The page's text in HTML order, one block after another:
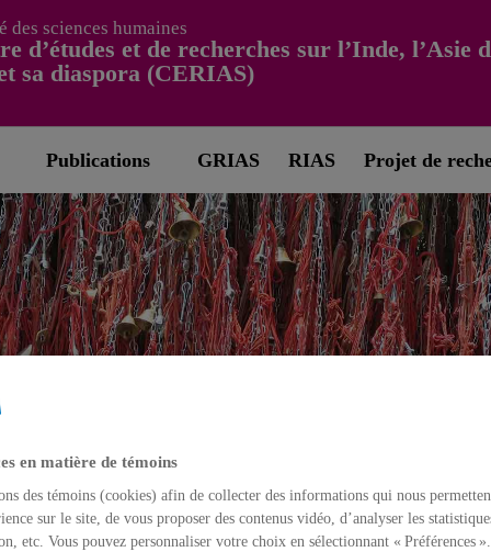
des sciences humaines
d’études et de recherches sur l’Inde, l’Asie
sa diaspora (CERIAS)
Publications GRIAS RIAS Projet de
en matière de témoins
des témoins (cookies) afin de collecter des informations qui nous
sur le site, de vous proposer des contenus vidéo, d’analyser les
etc. Vous pouvez personnaliser votre choix en sélectionnant « Préférences ».